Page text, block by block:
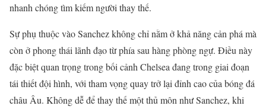
nhanh chóng tìm kiếm người thay thế.
Sự phụ thuộc vào Sanchez không chỉ nằm ở khả năng cản phá mà
còn ở phong thái lãnh đạo từ phía sau hàng phòng ngự. Điều này
đặc biệt quan trọng trong bối cảnh Chelsea đang trong giai đoạn
tái thiết đội hình, với tham vọng quay trở lại đỉnh cao của bóng đá
châu Âu. Không dễ để thay thế một thủ môn như Sanchez, khi